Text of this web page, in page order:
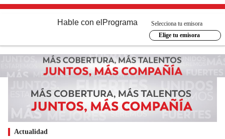
Hable con el Programa
Selecciona tu emisora
Elige tu emisora
Actualidad